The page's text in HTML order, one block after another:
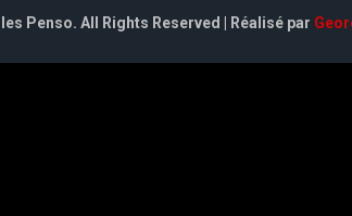
Penso. All Rights Reserved | Réalisé par